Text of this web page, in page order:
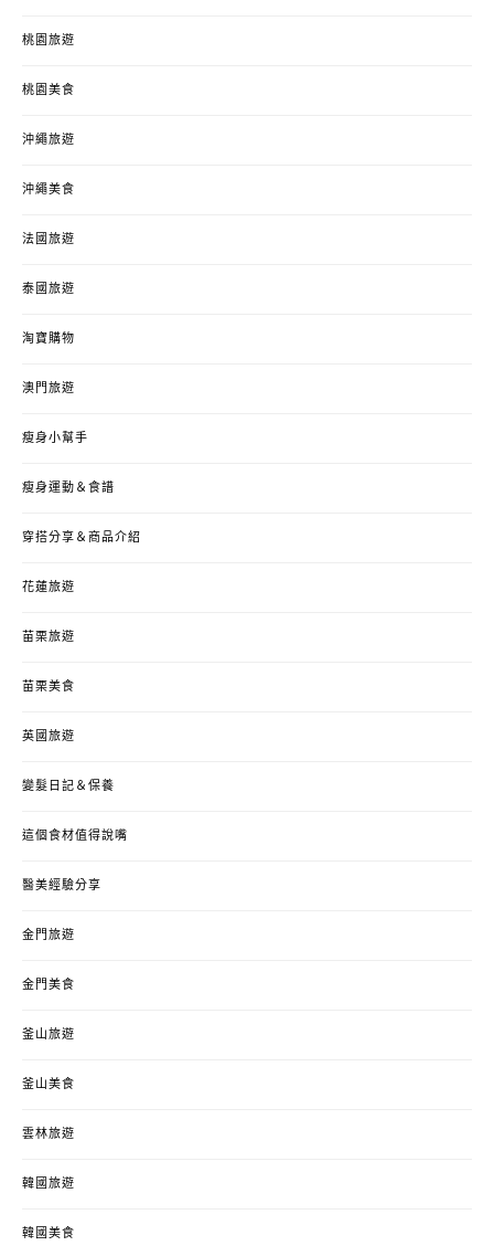
桃園旅遊
桃園美食
沖繩旅遊
沖繩美食
法國旅遊
泰國旅遊
淘寶購物
澳門旅遊
瘦身小幫手
瘦身運動＆食譜
穿搭分享＆商品介紹
花蓮旅遊
苗栗旅遊
苗栗美食
英國旅遊
變髮日記＆保養
這個食材值得說嘴
醫美經驗分享
金門旅遊
金門美食
釜山旅遊
釜山美食
雲林旅遊
韓國旅遊
韓國美食